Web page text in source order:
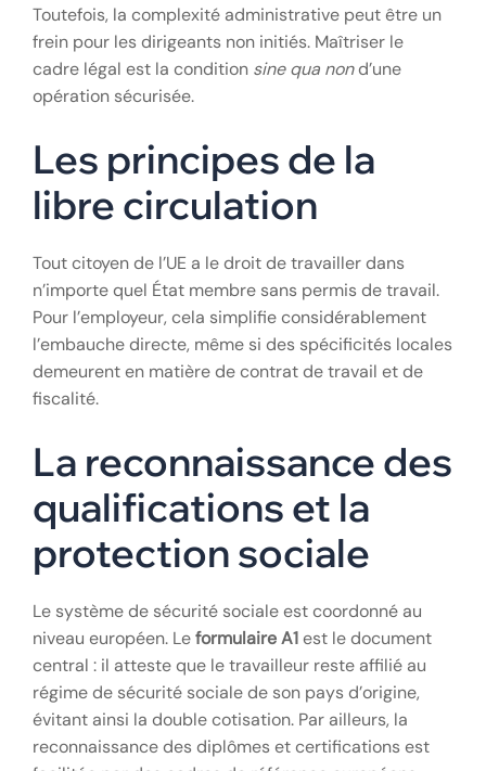
Toutefois, la complexité administrative peut être un
frein pour les dirigeants non initiés. Maîtriser le
cadre légal est la condition sine qua nond’une
opération sécurisée.
Les principes de la
libre circulation
Tout citoyen de l’UE a le droit de travailler dans
n’importe quel État membre sans permis de travail.
Pour l’employeur, cela simplifie considérablement
l’embauche directe, même si des spécificités locales
demeurent en matière de contrat de travail et de
fiscalité.
La reconnaissance des
qualifications et la
protection sociale
Le système de sécurité sociale est coordonné au
niveau européen. Leformulaire A1est le document
central : il atteste que le travailleur reste affilié au
régime de sécurité sociale de son pays d’origine,
évitant ainsi la double cotisation. Par ailleurs, la
reconnaissance des diplômes et certifications est